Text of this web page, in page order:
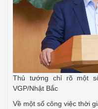
Thủ tướng chỉ rõ một
VGP/Nhật Bắc
Về một số công việc thời